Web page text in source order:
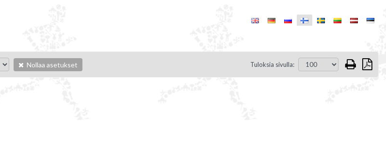
Nollaa asetukset Tuloksia sivulla: